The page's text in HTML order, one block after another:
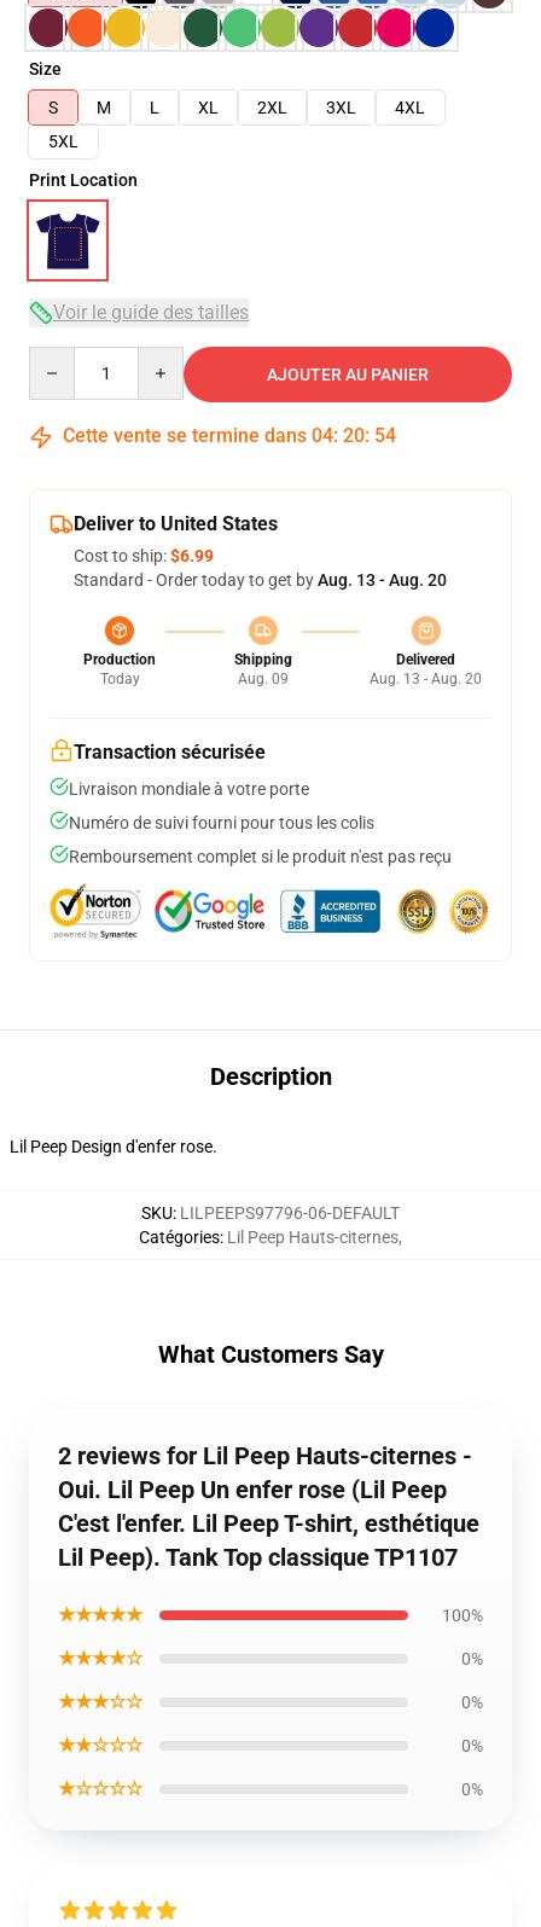
Size
S
M L XL 2XL 3XL
4XL
5XL
Print Location
Voir le guide des tailles
AJOUTER AU PANIER
Cette vente se termine dans 04: 20: 54
Deliver to United States
Cost to ship:$6.99
Standard - Order today to get byAug. 13 - Aug. 20
Production
Today
Shipping
Aug. 09
Delivered
Aug. 13 - Aug. 20
Transaction sécurisée
Livraison mondiale à votre porte
Numéro de suivi fourni pour tous les colis
Remboursement complet si le produit n'est pas reçu
Description
Lil Peep Design d'enfer rose.
SKU: LILPEEPS97796-06-DEFAULT
Catégories: Lil Peep Hauts-citernes,
What Customers Say
2 reviews for Lil Peep Hauts-citernes -
Oui. Lil Peep Un enfer rose (Lil Peep
C'est l'enfer. Lil Peep T-shirt, esthétique
Lil Peep). Tank Top classique TP1107
★★★★★ 100%
★★★★☆ 0%
★★★☆☆ 0%
★★☆☆☆ 0%
★☆☆☆☆ 0%